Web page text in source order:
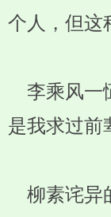
个人，但这
李乘风一
是我求过前
柳素诧异